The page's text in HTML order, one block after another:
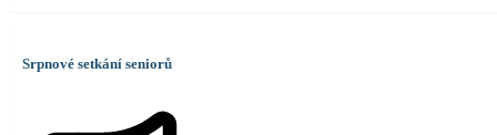
Srpnové setkání seniorů